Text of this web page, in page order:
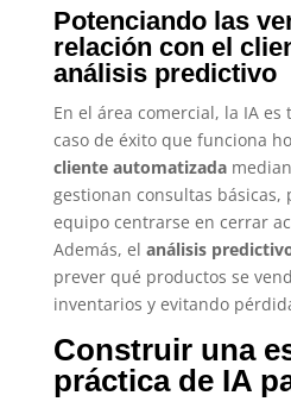
Potenciando las
relación con el
análisis predictivo
En el área comercial, la IA
caso de éxito que funciona
cliente automatizada
gestionan consultas
equipo centrarse en cerrar
Además, el análisis
prever qué productos se
inventarios y evitando
Construir una
práctica de IA